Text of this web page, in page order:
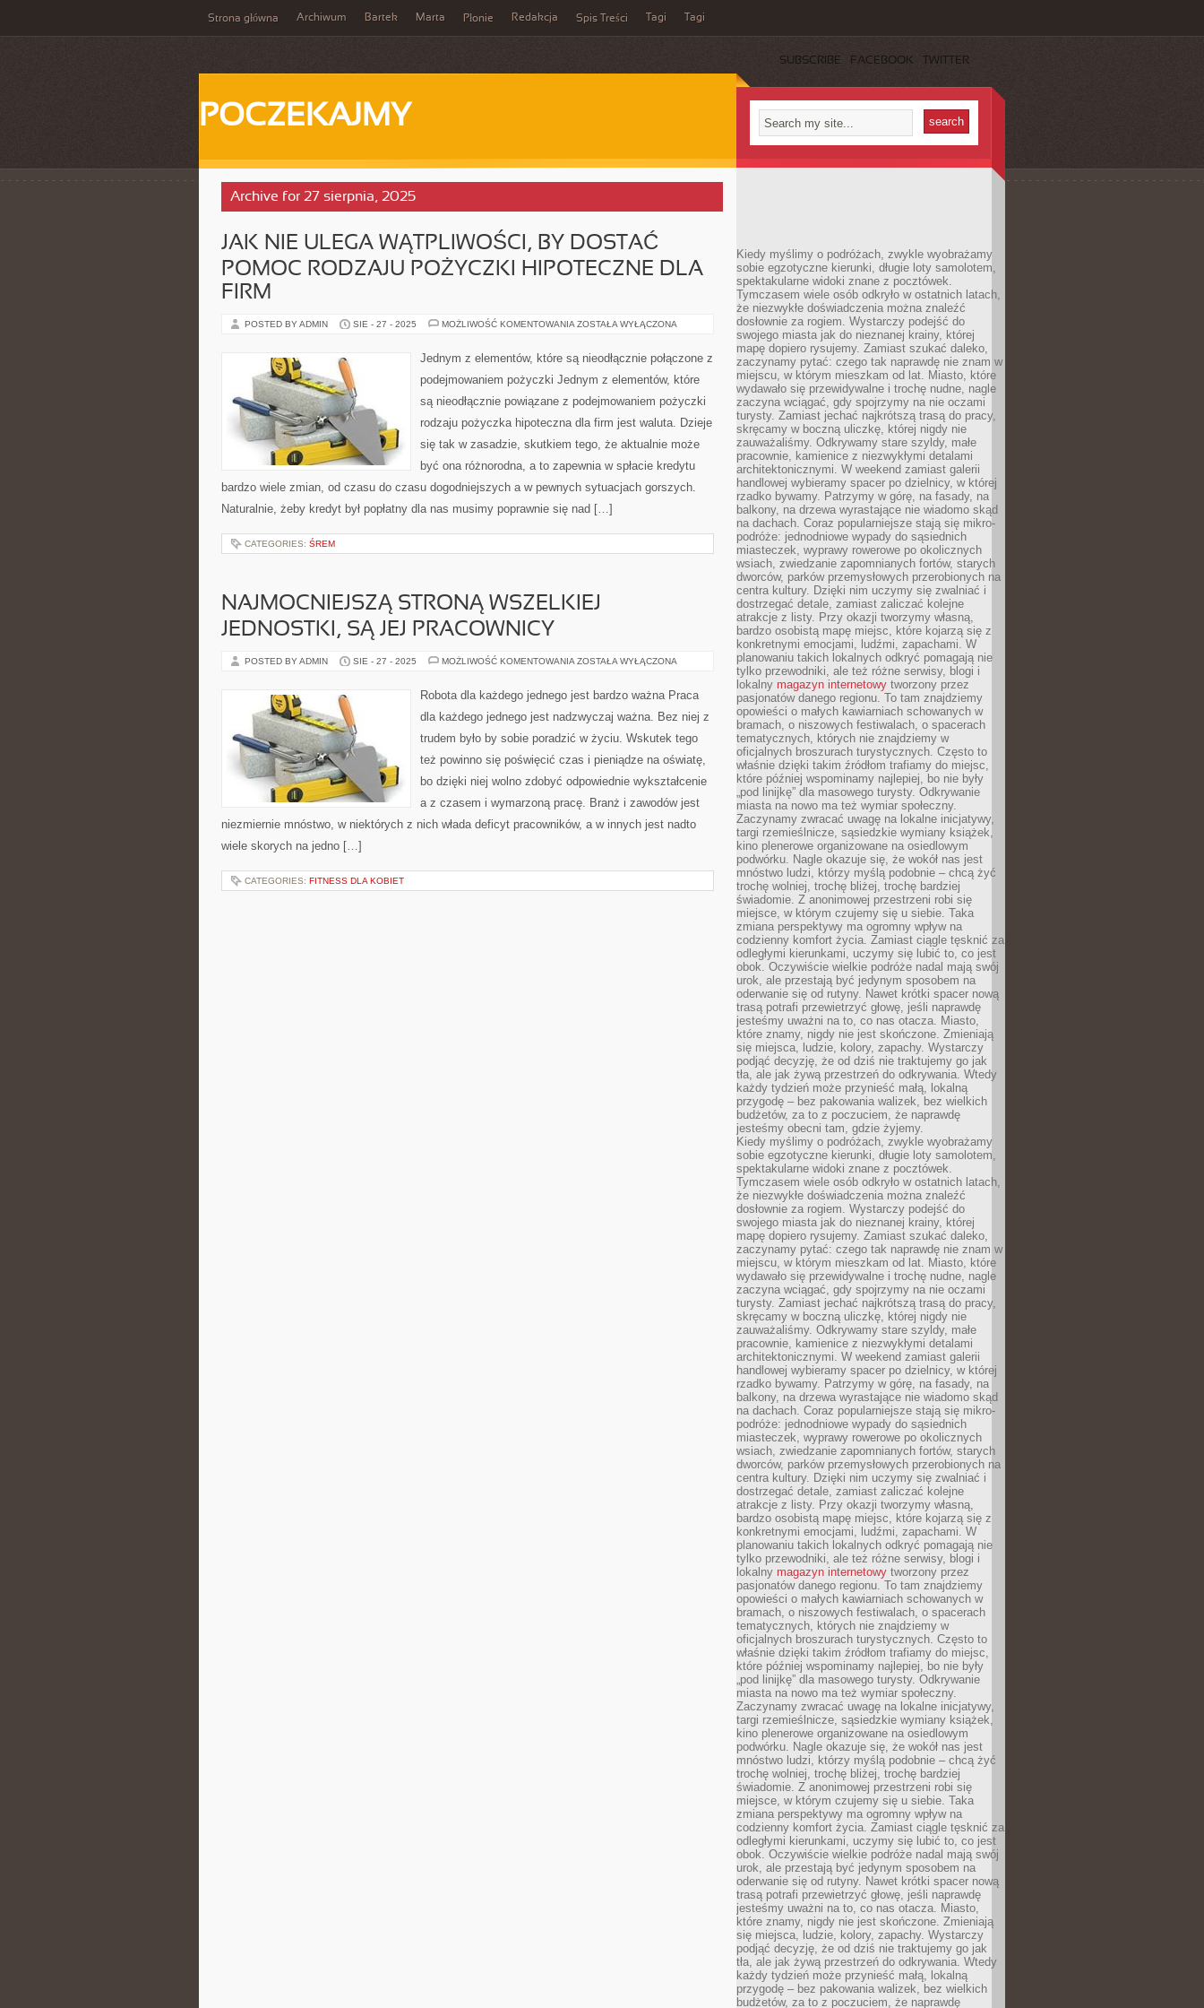
Strona główna Archiwum Bartek Marta Płonie Redakcja Spis Treści Tagi Tagi
SUBSCRIBE FACEBOOK TWITTER
POCZEKAJMY
Archive for 27 sierpnia, 2025
JAK NIE ULEGA WĄTPLIWOŚCI, BY DOSTAĆ
POMOC RODZAJU POŻYCZKI HIPOTECZNE DLA
FIRM
POSTED BY ADMIN SIE - 27 - 2025 MOŻLIWOŚĆ KOMENTOWANIA JAK
WĄTPLIWOŚCI,
BY
POMOC
POŻYCZKI
DLA
ZOSTAŁA WYŁĄCZONA
Jednym z elementów, które są nieodłącznie połączone z
podejmowaniem pożyczki Jednym z elementów, które
są nieodłącznie powiązane z podejmowaniem pożyczki
rodzaju pożyczka hipoteczna dla firm jest waluta. Dzieje
się tak w zasadzie, skutkiem tego, że aktualnie może
być ona różnorodna, a to zapewnia w spłacie kredytu
bardzo wiele zmian, od czasu do czasu dogodniejszych a w pewnych sytuacjach gorszych.
Naturalnie, żeby kredyt był popłatny dla nas musimy poprawnie się nad […]
CATEGORIES: ŚREM
NAJMOCNIEJSZĄ STRONĄ WSZELKIEJ
JEDNOSTKI, SĄ JEJ PRACOWNICY
POSTED BY ADMIN SIE - 27 - 2025 MOŻLIWOŚĆ KOMENTOWANIA NAJMOCNIEJSZĄ
JEDNOSTKI,
SĄ
PRACOWNICY
ZOSTAŁA WYŁĄCZONA
Robota dla każdego jednego jest bardzo ważna Praca
dla każdego jednego jest nadzwyczaj ważna. Bez niej z
trudem było by sobie poradzić w życiu. Wskutek tego
też powinno się poświęcić czas i pieniądze na oświatę,
bo dzięki niej wolno zdobyć odpowiednie wykształcenie
a z czasem i wymarzoną pracę. Branż i zawodów jest
niezmiernie mnóstwo, w niektórych z nich włada deficyt pracowników, a w innych jest nadto
wiele skorych na jedno […]
CATEGORIES: FITNESS DLA KOBIET
Kiedy myślimy o podróżach, zwykle wyobrażamy
sobie egzotyczne kierunki, długie loty samolotem,
spektakularne widoki znane z pocztówek.
Tymczasem wiele osób odkryło w ostatnich latach,
że niezwykłe doświadczenia można znaleźć
dosłownie za rogiem. Wystarczy podejść do
swojego miasta jak do nieznanej krainy, której
mapę dopiero rysujemy. Zamiast szukać daleko,
zaczynamy pytać: czego tak naprawdę nie znam w
miejscu, w którym mieszkam od lat. Miasto, które
wydawało się przewidywalne i trochę nudne, nagle
zaczyna wciągać, gdy spojrzymy na nie oczami
turysty. Zamiast jechać najkrótszą trasą do pracy,
skręcamy w boczną uliczkę, której nigdy nie
zauważaliśmy. Odkrywamy stare szyldy, małe
pracownie, kamienice z niezwykłymi detalami
architektonicznymi. W weekend zamiast galerii
handlowej wybieramy spacer po dzielnicy, w której
rzadko bywamy. Patrzymy w górę, na fasady, na
balkony, na drzewa wyrastające nie wiadomo skąd
na dachach. Coraz popularniejsze stają się mikro-
podróże: jednodniowe wypady do sąsiednich
miasteczek, wyprawy rowerowe po okolicznych
wsiach, zwiedzanie zapomnianych fortów, starych
dworców, parków przemysłowych przerobionych na
centra kultury. Dzięki nim uczymy się zwalniać i
dostrzegać detale, zamiast zaliczać kolejne
atrakcje z listy. Przy okazji tworzymy własną,
bardzo osobistą mapę miejsc, które kojarzą się z
konkretnymi emocjami, ludźmi, zapachami. W
planowaniu takich lokalnych odkryć pomagają nie
tylko przewodniki, ale też różne serwisy, blogi i
lokalny magazyn internetowy tworzony przez
pasjonatów danego regionu. To tam znajdziemy
opowieści o małych kawiarniach schowanych w
bramach, o niszowych festiwalach, o spacerach
tematycznych, których nie znajdziemy w
oficjalnych broszurach turystycznych. Często to
właśnie dzięki takim źródłom trafiamy do miejsc,
które później wspominamy najlepiej, bo nie były
„pod linijkę” dla masowego turysty. Odkrywanie
miasta na nowo ma też wymiar społeczny.
Zaczynamy zwracać uwagę na lokalne inicjatywy,
targi rzemieślnicze, sąsiedzkie wymiany książek,
kino plenerowe organizowane na osiedlowym
podwórku. Nagle okazuje się, że wokół nas jest
mnóstwo ludzi, którzy myślą podobnie – chcą żyć
trochę wolniej, trochę bliżej, trochę bardziej
świadomie. Z anonimowej przestrzeni robi się
miejsce, w którym czujemy się u siebie. Taka
zmiana perspektywy ma ogromny wpływ na
codzienny komfort życia. Zamiast ciągle tęsknić za
odległymi kierunkami, uczymy się lubić to, co jest
obok. Oczywiście wielkie podróże nadal mają swój
urok, ale przestają być jedynym sposobem na
oderwanie się od rutyny. Nawet krótki spacer nową
trasą potrafi przewietrzyć głowę, jeśli naprawdę
jesteśmy uważni na to, co nas otacza. Miasto,
które znamy, nigdy nie jest skończone. Zmieniają
się miejsca, ludzie, kolory, zapachy. Wystarczy
podjąć decyzję, że od dziś nie traktujemy go jak
tła, ale jak żywą przestrzeń do odkrywania. Wtedy
każdy tydzień może przynieść małą, lokalną
przygodę – bez pakowania walizek, bez wielkich
budżetów, za to z poczuciem, że naprawdę
jesteśmy obecni tam, gdzie żyjemy.
Kiedy myślimy o podróżach, zwykle wyobrażamy
sobie egzotyczne kierunki, długie loty samolotem,
spektakularne widoki znane z pocztówek.
Tymczasem wiele osób odkryło w ostatnich latach,
że niezwykłe doświadczenia można znaleźć
dosłownie za rogiem. Wystarczy podejść do
swojego miasta jak do nieznanej krainy, której
mapę dopiero rysujemy. Zamiast szukać daleko,
zaczynamy pytać: czego tak naprawdę nie znam w
miejscu, w którym mieszkam od lat. Miasto, które
wydawało się przewidywalne i trochę nudne, nagle
zaczyna wciągać, gdy spojrzymy na nie oczami
turysty. Zamiast jechać najkrótszą trasą do pracy,
skręcamy w boczną uliczkę, której nigdy nie
zauważaliśmy. Odkrywamy stare szyldy, małe
pracownie, kamienice z niezwykłymi detalami
architektonicznymi. W weekend zamiast galerii
handlowej wybieramy spacer po dzielnicy, w której
rzadko bywamy. Patrzymy w górę, na fasady, na
balkony, na drzewa wyrastające nie wiadomo skąd
na dachach. Coraz popularniejsze stają się mikro-
podróże: jednodniowe wypady do sąsiednich
miasteczek, wyprawy rowerowe po okolicznych
wsiach, zwiedzanie zapomnianych fortów, starych
dworców, parków przemysłowych przerobionych na
centra kultury. Dzięki nim uczymy się zwalniać i
dostrzegać detale, zamiast zaliczać kolejne
atrakcje z listy. Przy okazji tworzymy własną,
bardzo osobistą mapę miejsc, które kojarzą się z
konkretnymi emocjami, ludźmi, zapachami. W
planowaniu takich lokalnych odkryć pomagają nie
tylko przewodniki, ale też różne serwisy, blogi i
lokalny magazyn internetowy tworzony przez
pasjonatów danego regionu. To tam znajdziemy
opowieści o małych kawiarniach schowanych w
bramach, o niszowych festiwalach, o spacerach
tematycznych, których nie znajdziemy w
oficjalnych broszurach turystycznych. Często to
właśnie dzięki takim źródłom trafiamy do miejsc,
które później wspominamy najlepiej, bo nie były
„pod linijkę” dla masowego turysty. Odkrywanie
miasta na nowo ma też wymiar społeczny.
Zaczynamy zwracać uwagę na lokalne inicjatywy,
targi rzemieślnicze, sąsiedzkie wymiany książek,
kino plenerowe organizowane na osiedlowym
podwórku. Nagle okazuje się, że wokół nas jest
mnóstwo ludzi, którzy myślą podobnie – chcą żyć
trochę wolniej, trochę bliżej, trochę bardziej
świadomie. Z anonimowej przestrzeni robi się
miejsce, w którym czujemy się u siebie. Taka
zmiana perspektywy ma ogromny wpływ na
codzienny komfort życia. Zamiast ciągle tęsknić za
odległymi kierunkami, uczymy się lubić to, co jest
obok. Oczywiście wielkie podróże nadal mają swój
urok, ale przestają być jedynym sposobem na
oderwanie się od rutyny. Nawet krótki spacer nową
trasą potrafi przewietrzyć głowę, jeśli naprawdę
jesteśmy uważni na to, co nas otacza. Miasto,
które znamy, nigdy nie jest skończone. Zmieniają
się miejsca, ludzie, kolory, zapachy. Wystarczy
podjąć decyzję, że od dziś nie traktujemy go jak
tła, ale jak żywą przestrzeń do odkrywania. Wtedy
każdy tydzień może przynieść małą, lokalną
przygodę – bez pakowania walizek, bez wielkich
budżetów, za to z poczuciem, że naprawdę